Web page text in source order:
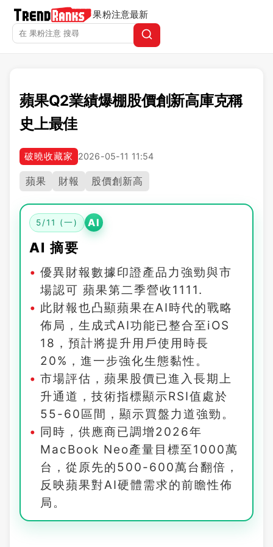
果粉注意最新
蘋果Q2業績爆棚股價創新高庫克稱
史上最佳
破曉收藏家 2026-05-11 11:54
蘋果 財報 股價創新高
5/11 (一) AI
AI 摘要
優異財報數據印證產品力強勁與市
場認可 蘋果第二季營收1111.
此財報也凸顯蘋果在AI時代的戰略
佈局，生成式AI功能已整合至iOS
18，預計將提升用戶使用時長
20%，進一步強化生態黏性。
市場評估，蘋果股價已進入長期上
升通道，技術指標顯示RSI值處於
55-60區間，顯示買盤力道強勁。
同時，供應商已調增2026年
MacBook Neo產量目標至1000萬
台，從原先的500-600萬台翻倍，
反映蘋果對AI硬體需求的前瞻性佈
局。